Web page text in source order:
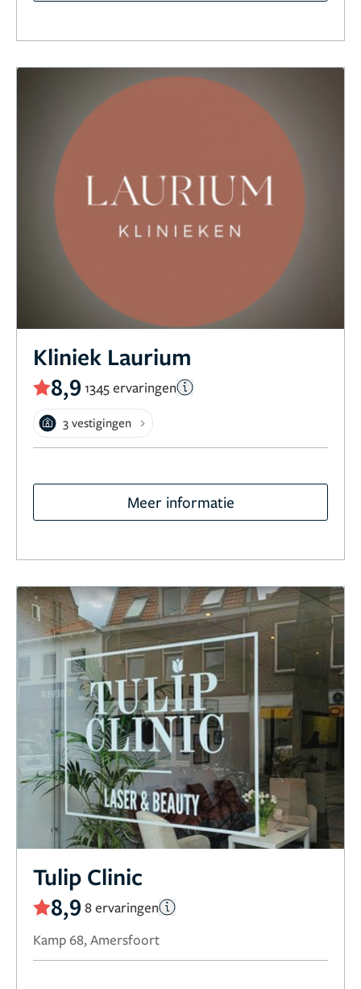
Kliniek Laurium
8,9 1345 ervaringen
3 vestigingen
Meer informatie
Tulip Clinic
8,9 8 ervaringen
Kamp 68, Amersfoort